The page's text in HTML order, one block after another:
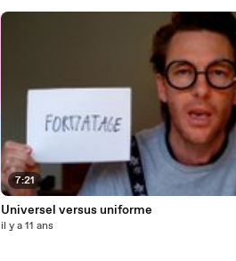
7:21
Universel versus uniforme
il y a 11 ans